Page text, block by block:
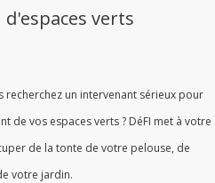
verts
recherchez un intervenant sérieux pour
de vos espaces verts ? DéFI met à votre
de la tonte de votre pelouse, de
votre jardin.